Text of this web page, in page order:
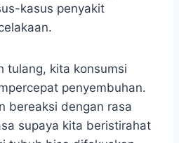
kasus penyakit
tulang, kita konsumsi
penyembuhan.
bereaksi dengan rasa
supaya kita beristirahat